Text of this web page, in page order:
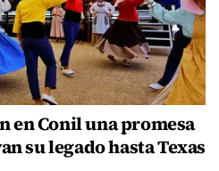
en Conil una promesa
su legado hasta Texas